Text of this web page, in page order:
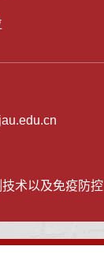
术以及免疫防控